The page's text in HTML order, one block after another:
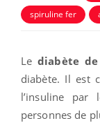
spiruline fer
Lediabète
diabète. Il est
l’insuline
personnes de